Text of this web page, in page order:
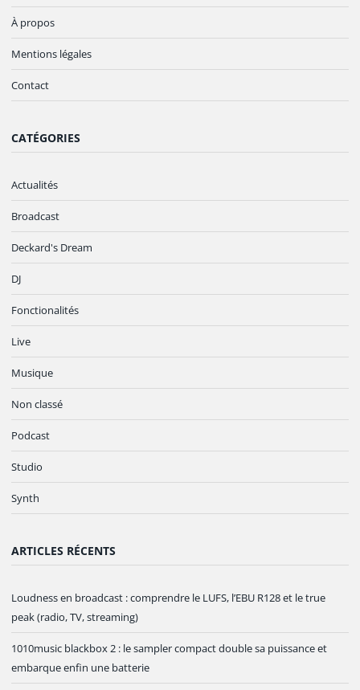
À propos
Mentions légales
Contact
CATÉGORIES
Actualités
Broadcast
Deckard's Dream
DJ
Fonctionalités
Live
Musique
Non classé
Podcast
Studio
Synth
ARTICLES RÉCENTS
Loudness en broadcast : comprendre le LUFS, l’EBU R128 et le true
peak (radio, TV, streaming)
1010music blackbox 2 : le sampler compact double sa puissance et
embarque enfin une batterie